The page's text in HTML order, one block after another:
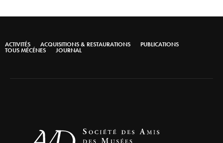
ACTIVITÉS ACQUISITIONS & RESTAURATIONS PUBLICATIONS
TOUS MÉCÉNES JOURNAL